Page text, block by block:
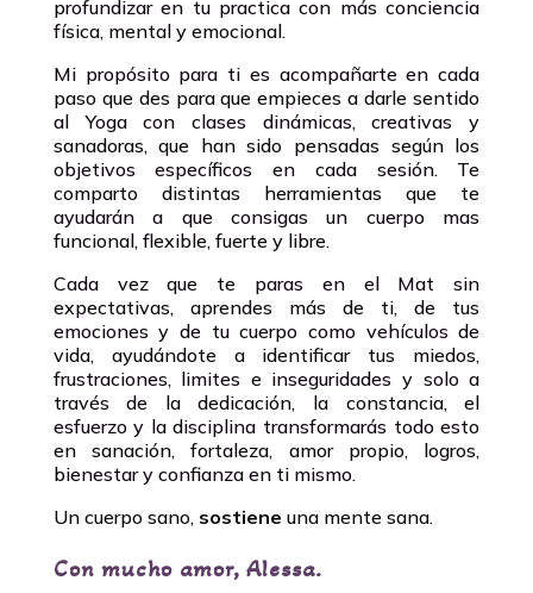
profundizar en tu practica con más conciencia
física, mental y emocional.
Mi propósito para ti es acompañarte en cada
paso que des para que empieces a darle sentido
al Yoga con clases dinámicas, creativas y
sanadoras, que han sido pensadas según los
objetivos específicos en cada sesión. Te
comparto distintas herramientas que te
ayudarán a que consigas un cuerpo mas
funcional, flexible, fuerte y libre.
Cada vez que te paras en el Mat sin
expectativas, aprendes más de ti, de tus
emociones y de tu cuerpo como vehículos de
vida, ayudándote a identificar tus miedos,
frustraciones, limites e inseguridades y solo a
través de la dedicación, la constancia, el
esfuerzo y la disciplina transformarás todo esto
en sanación, fortaleza, amor propio, logros,
bienestar y confianza en ti mismo.
Un cuerpo sano, sostiene una mente sana.
Con mucho amor, Alessa.